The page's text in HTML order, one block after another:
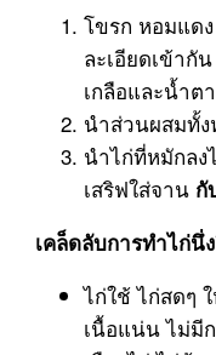
โขรก หอมแด
ละเอียดเข้ากั
เกลือและน้ำต
นำส่วนผสมทั้
นำไก่ที่หมักลง
เสริฟใส่จาน กั
เคล็ดลับการทำไก่นึ่
ไก่ใช้ ไก่สดๆ
เนื้อแน่น ไม่มี